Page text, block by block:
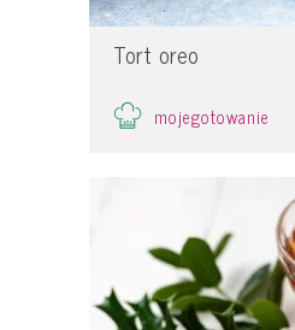
Tort oreo
mojegotowanie